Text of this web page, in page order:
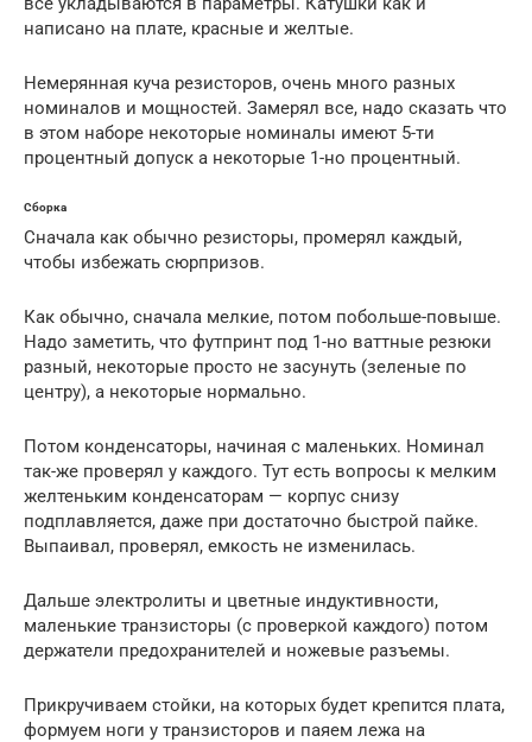
написано на плате, красные и желтые.
Немерянная куча резисторов, очень много разных
номиналов и мощностей. Замерял все, надо сказать что
в этом наборе некоторые номиналы имеют 5-ти
процентный допуск а некоторые 1-но процентный.
Сборка
Сначала как обычно резисторы, промерял каждый,
чтобы избежать сюрпризов.
Как обычно, сначала мелкие, потом побольше-повыше.
Надо заметить, что футпринт под 1-но ваттные резюки
разный, некоторые просто не засунуть (зеленые по
центру), а некоторые нормально.
Потом конденсаторы, начиная с маленьких. Номинал
так-же проверял у каждого. Тут есть вопросы к мелким
желтеньким конденсаторам — корпус снизу
подплавляется, даже при достаточно быстрой пайке.
Выпаивал, проверял, емкость не изменилась.
Дальше электролиты и цветные индуктивности,
маленькие транзисторы (с проверкой каждого) потом
держатели предохранителей и ножевые разъемы.
Прикручиваем стойки, на которых будет крепится плата,
формуем ноги у транзисторов и паяем лежа на